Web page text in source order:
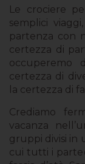
Le crociere
semplici
partenza con
certezza di
occuperemo
certezza di
la certezza di
Crediamo
vacanza
gruppi divisi in
cui tutti i